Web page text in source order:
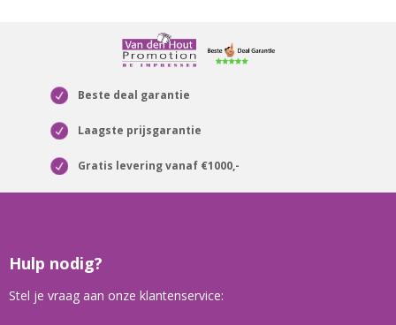
Beste deal garantie
Laagste prijsgarantie
Gratis levering vanaf €1000,-
Hulp nodig?
Stel je vraag aan onze klantenservice: